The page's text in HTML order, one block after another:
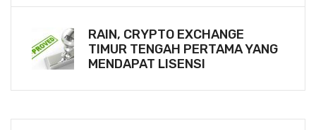
RAIN, CRYPTO EXCHANGE
TIMUR TENGAH PERTAMA YANG
MENDAPAT LISENSI